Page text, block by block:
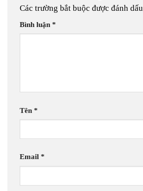
Các trường bắt buộc được đánh dấu
Bình luận *
Tên *
Email *